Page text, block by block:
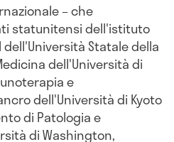
– che
statunitensi dell'istituto
Statale della
dell'Università di
e
dell'Università di Kyoto
di Patologia e
di Washington,